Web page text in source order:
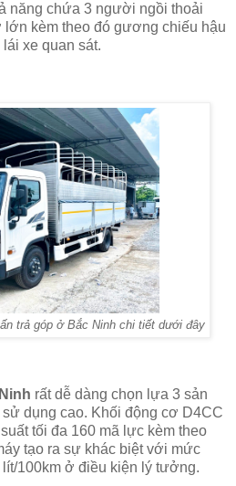
năng chứa 3 người ngồi thoải
lớn kèm theo đó gương chiếu hậu
xe quan sát.
trả góp ở Bắc Ninh chi tiết dưới đây
rất dễ dàng chọn lựa 3 sản
dụng cao. Khối động cơ D4CC
tối đa 160 mã lực kèm theo
tạo ra sự khác biệt với mức
100km ở điều kiện lý tưởng.